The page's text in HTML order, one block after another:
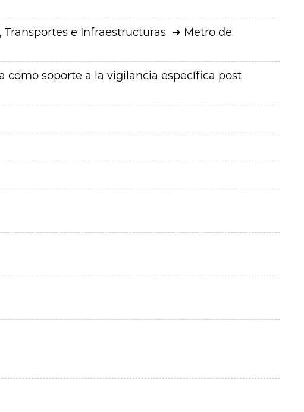
Transportes e Infraestructuras
Metro de
como soporte a la vigilancia específica post